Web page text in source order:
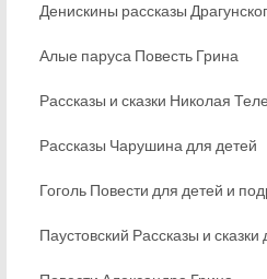
Денискины рассказы
Алые паруса Повесть Грина
Рассказы и сказки Николая
Рассказы Чарушина для детей
Гоголь Повести для детей и
Паустовский Рассказы и сказки